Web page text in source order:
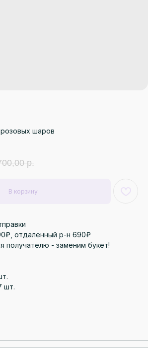
розовых шаров
р.
В корзину
отдаленный р-н 690₽
получателю - заменим букет!
шт.